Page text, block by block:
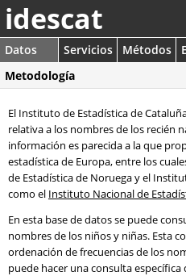
idescat
Datos Servicios Métodos
Metodología
El Instituto de Estadística de
relativa a los nombres de los recién
información es parecida a la que
estadística de Europa, entre los
de Estadística de Noruega y el
como el Instituto Nacional de
En esta base de datos se puede
nombres de los niños y niñas. Esta
ordenación de frecuencias de los
puede hacer una consulta